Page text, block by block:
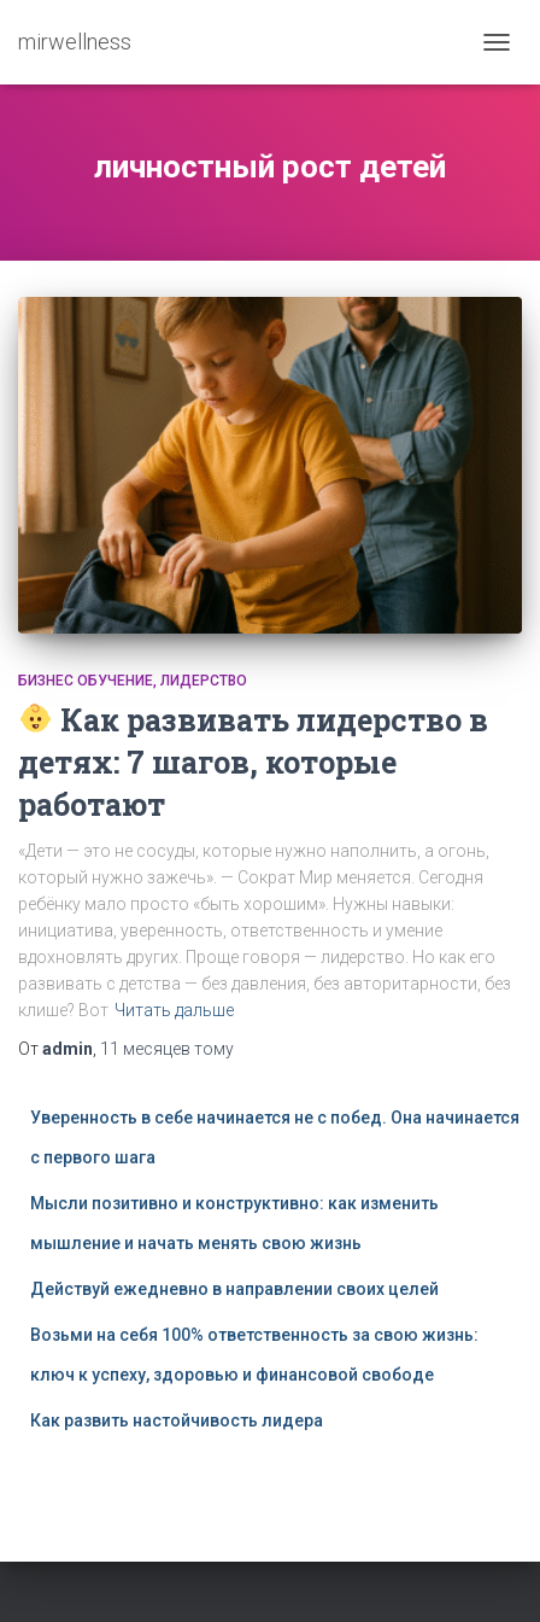
mirwellness
личностный рост детей
БИЗНЕС ОБУЧЕНИЕ ЛИДЕРСТВО
Как развивать лидерство в
детях: 7 шагов, которые
работают
«Дети — это не сосуды, которые нужно наполнить, а огонь,
который нужно зажечь». — Сократ Мир меняется. Сегодня
ребёнку мало просто «быть хорошим». Нужны навыки:
инициатива, уверенность, ответственность и умение
вдохновлять других. Проще говоря — лидерство. Но как его
развивать с детства — без давления, без авторитарности, без
клише? Вот Читать дальше
Отadmin 11 месяцев тому
Уверенность в себе начинается не с побед. Она начинается
с первого шага
Мысли позитивно и конструктивно: как изменить
мышление и начать менять свою жизнь
Действуй ежедневно в направлении своих целей
Возьми на себя 100% ответственность за свою жизнь:
ключ к успеху, здоровью и финансовой свободе
Как развить настойчивость лидера